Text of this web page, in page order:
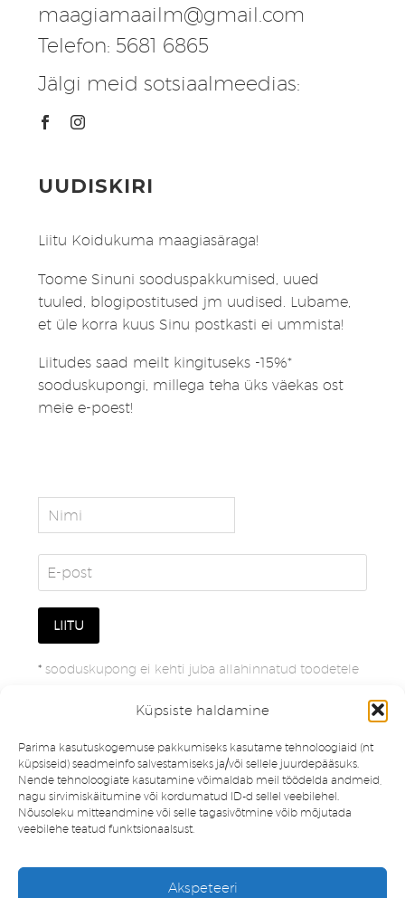
Küpsiste haldamine
Parima kasutuskogemuse pakkumiseks kasutame tehnoloogiaid (nt
küpsiseid) seadmeinfo salvestamiseks ja/või sellele juurdepääsuks.
Nende tehnoloogiate kasutamine võimaldab meil töödelda andmeid,
nagu sirvimiskäitumine või kordumatud ID-d sellel veebilehel.
Nõusoleku mitteandmine või selle tagasivõtmine võib mõjutada
veebilehe teatud funktsionaalsust.
Akspeteeri
maagiamaailm@gmail.com
Telefon: 5681 6865
Jälgi meid sotsiaalmeedias:
UUDISKIRI
Liitu Koidukuma maagiasäraga!
Toome Sinuni sooduspakkumised, uued
tuuled, blogipostitused jm uudised. Lubame,
et üle korra kuus Sinu postkasti ei ummista!
Liitudes saad meilt kingituseks -15%*
sooduskupongi, millega teha üks väekas ost
meie e-poest!
* sooduskupong ei kehti juba allahinnatud toodetele
Müügitingimused Privaatsuspoliitika